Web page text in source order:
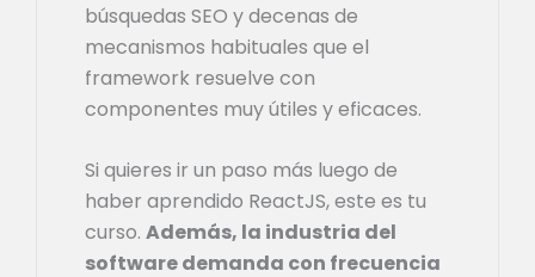
búsquedas SEO y decenas de
mecanismos habituales que el
framework resuelve con
componentes muy útiles y eficaces.
Si quieres ir un paso más luego de
haber aprendido ReactJS, este es tu
curso. Además, la industria del
software demanda con frecuencia